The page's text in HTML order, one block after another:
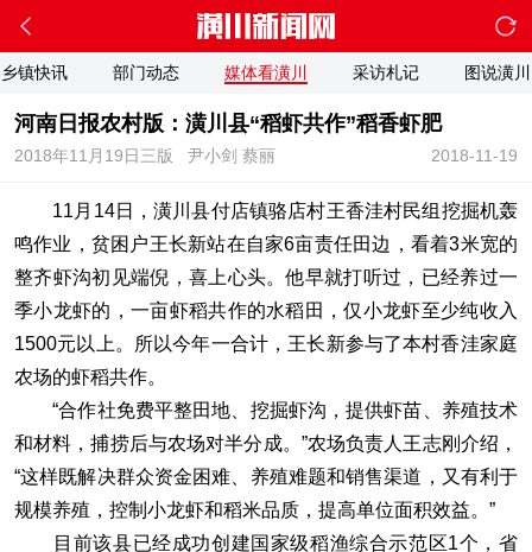
乡镇快讯 部门动态 媒体看潢川 采访札记 图说潢川
河南日报农村版：潢川县“稻虾共作”稻香虾肥
2018-11-19
2018年11月19日三版 尹小剑 蔡丽
11月14日，潢川县付店镇骆店村王香洼村民组挖掘机轰
鸣作业，贫困户王长新站在自家6亩责任田边，看着3米宽的
整齐虾沟初见端倪，喜上心头。他早就打听过，已经养过一
季小龙虾的，一亩虾稻共作的水稻田，仅小龙虾至少纯收入
1500元以上。所以今年一合计，王长新参与了本村香洼家庭
农场的虾稻共作。
“合作社免费平整田地、挖掘虾沟，提供虾苗、养殖技术
和材料，捕捞后与农场对半分成。”农场负责人王志刚介绍，
“这样既解决群众资金困难、养殖难题和销售渠道，又有利于
规模养殖，控制小龙虾和稻米品质，提高单位面积效益。”
目前该县已经成功创建国家级稻渔综合示范区1个，省